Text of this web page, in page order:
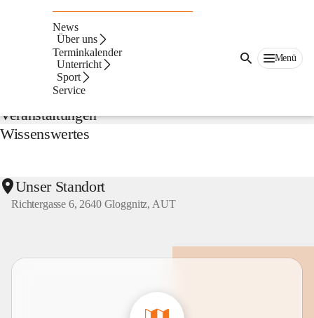
News
Über uns
Terminkalender
Unterricht
Sport
Service
Menü
Aktuelles
Veranstaltungen
Wissenswertes
Unser Standort
Richtergasse 6, 2640 Gloggnitz, AUT